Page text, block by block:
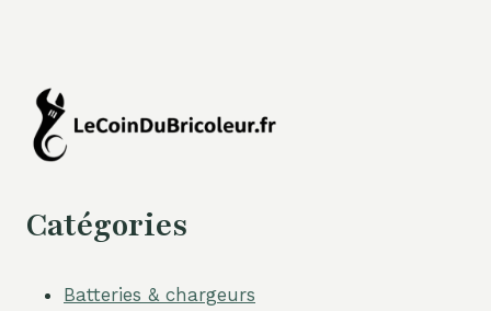
Catégories
Batteries & chargeurs